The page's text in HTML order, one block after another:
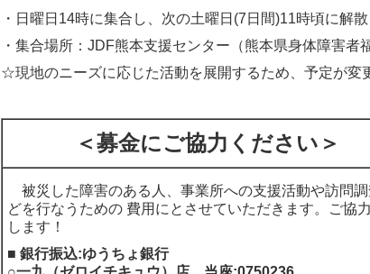
・日曜日14時に集合し、次の土曜日(7日間)11時頃に解散
・集合場所：JDF熊本支援センター（熊本県身体障害者
☆現地のニーズに応じた活動を展開するため、予定が変
＜募金にご協力ください＞
被災した障害のある人、事業所への支援活動や訪問調
どを行なうための 費用にとさせていただきます。ご協
します！
■ 銀行振込:ゆうちょ銀行